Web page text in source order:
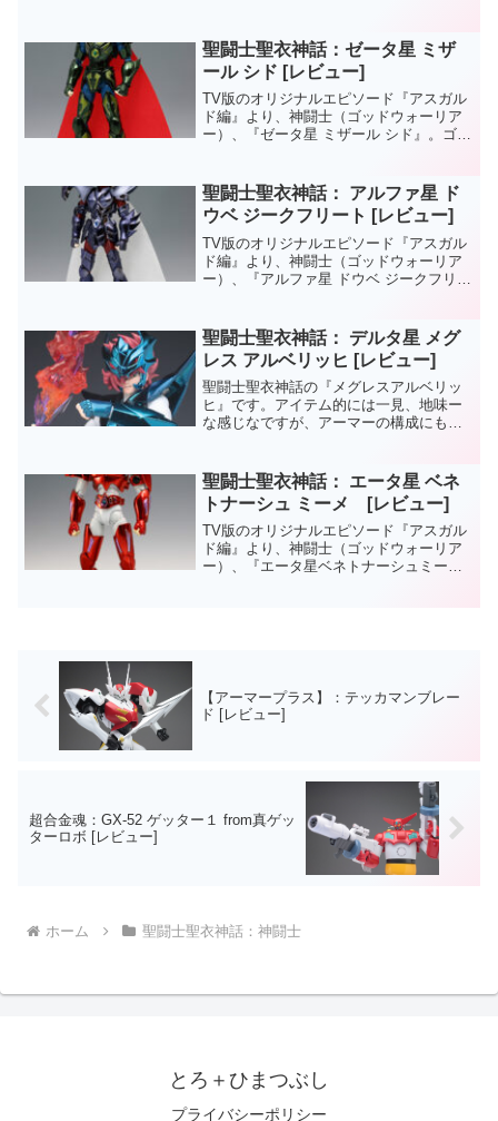
はり『赤一色』のようで。聖闘士聖衣神
話：ゼータ星 ミザール...
聖闘士聖衣神話：ゼータ星 ミザ
ール シド [レビュー]
TV版のオリジナルエピソード『アスガル
ド編』より、神闘士（ゴッドウォーリア
ー）、『ゼータ星 ミザール シド』。ゴッ
は発売からしばらく経ってから購入した
のですよ。なんか...
聖闘士聖衣神話： アルファ星 ド
ウベ ジークフリート [レビュー]
TV版のオリジナルエピソード『アスガル
ド編』より、神闘士（ゴッドウォーリア
ー）、『アルファ星 ドウベ ジークフリー
購入の際、（まぁ、GW中ということもあ
りましたが）「ア...
聖闘士聖衣神話： デルタ星 メグ
レス アルベリッヒ [レビュー]
聖闘士聖衣神話の『メグレスアルベリッ
ヒ』です。アイテム的には一見、地味ー
な感じなですが、アーマーの構成にも目
イントを押さえたアクションができるの
が良いですね。
聖闘士聖衣神話： エータ星 ベネ
トナーシュ ミーメ [レビュー]
TV版のオリジナルエピソード『アスガル
ド編』より、神闘士（ゴッドウォーリア
ー）、『エータ星ベネトナーシュミー
【アーマープラス】：テッカマンブレー
ド [レビュー]
超合金魂：GX-52 ゲッター１ from真ゲッ
ターロボ [レビュー]
ホーム 聖闘士聖衣神話：神闘士
とろ＋ひまつぶし
プライバシーポリシー